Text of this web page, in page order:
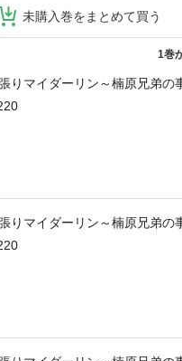
未購入巻をまとめて買う
1巻
りマイダーリン～楠原兄弟の
りマイダーリン～楠原兄弟の